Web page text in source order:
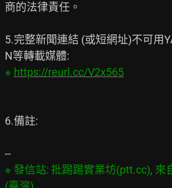
商的法律責任。
5.完整新聞連結 (或短網址)不可用
※ https://reurl.cc/V2x565
6.備註:
※ 發信站: 批踢踢實業坊(ptt.cc), 來